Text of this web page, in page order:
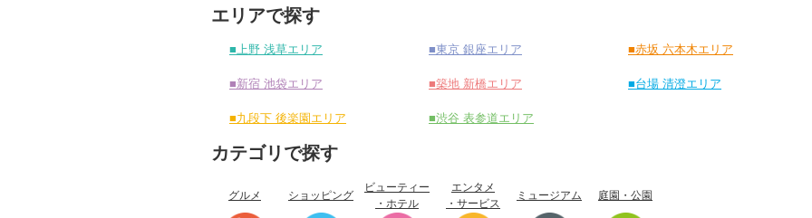
エリアで探す
■上野 浅草エリア ■東京 銀座エリア
■赤坂 六本木エリア
■新宿 池袋エリア
■築地 新橋エリア
■台場 清澄エリア
■九段下 後楽園エリア
■渋谷 表参道エリア
カテゴリで探す
グルメ ショッピング
ビューティー
・ホテル
エンタメ
・サービス
ミュージアム 庭園・公園